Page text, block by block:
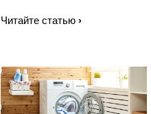
Читайте статью